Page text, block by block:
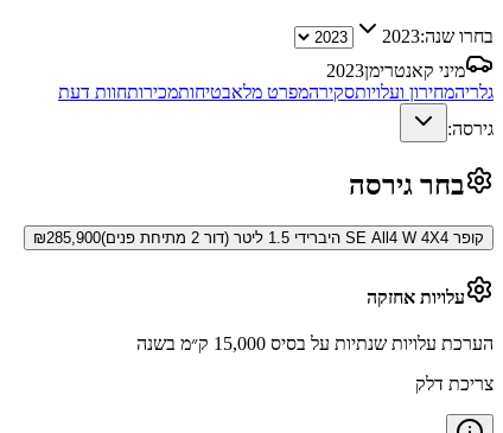
בחרו שנה:2023
מיני קאנטרימן2023
גלריהמחירון ועלויותסקירהמפרט מלאבטיחותמכירותחוות דעת
גירסה:
בחר גירסה
קופר SE All4 W 4X4 היברידי 1.5 ליטר (דור 2 מתיחת פנים) ₪285,900
עלויות אחזקה
הערכת עלויות שנתיות על בסיס 15,000 ק״מ בשנה
צריכת דלק